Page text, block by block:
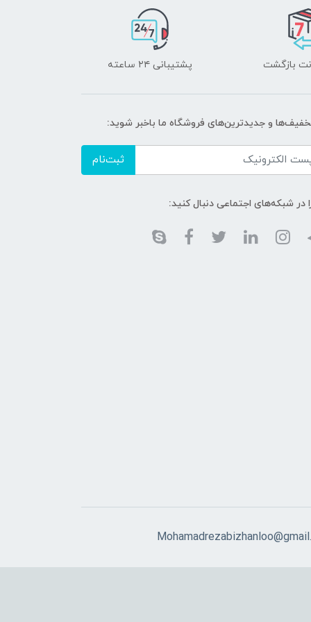
پشتیبانی ۲۴ ساعته
و جدیدترین‌های فروشگاه ما باخبر شوید:
ثبت‌نام
در شبکه‌های اجتماعی دنبال کنید: